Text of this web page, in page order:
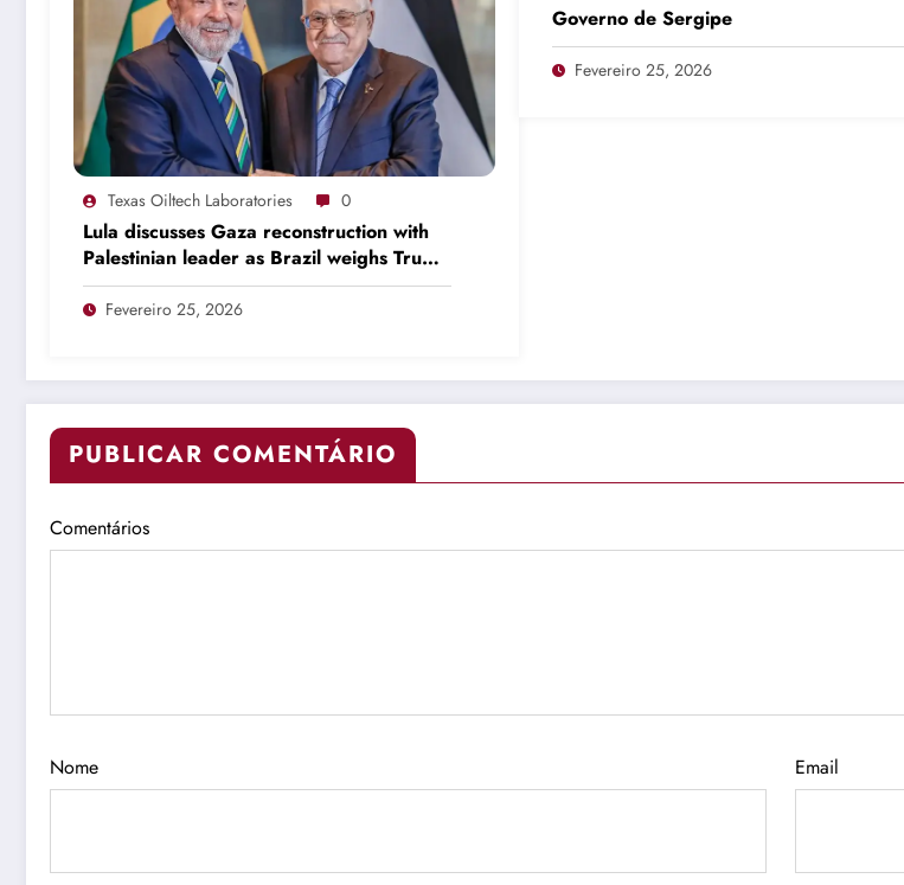
Texas Oiltech Laboratories 0
Lula discusses Gaza reconstruction with
Palestinian leader as Brazil weighs Trump
invitation
Fevereiro 25, 2026
Governo de Sergipe
Fevereiro 25, 2026
PUBLICAR COMENTÁRIO
Comentários
Nome Email